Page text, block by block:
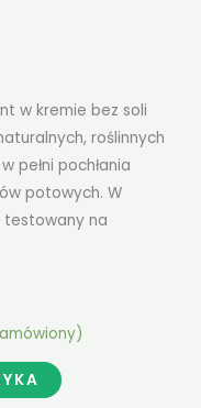
w kremie bez soli
roślinnych
pełni pochłania
potowych. W
testowany na